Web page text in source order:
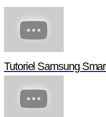
Samsung SSD
Redesigning Flash
Keun Soo Jo